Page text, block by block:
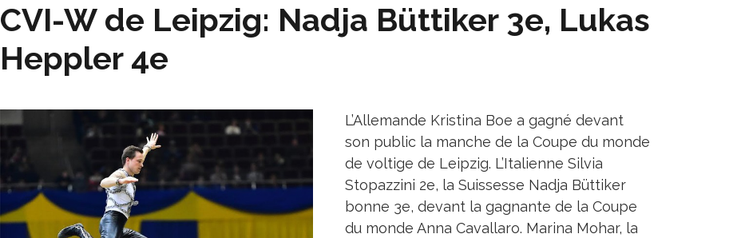
CVI-W de Leipzig: Nadja Büttiker 3e, Lukas
Heppler 4e
L’Allemande Kristina Boe a gagné devant
son public la manche de la Coupe du monde
de voltige de Leipzig. L’Italienne Silvia
Stopazzini 2e, la Suissesse Nadja Büttiker
bonne 3e, devant la gagnante de la Coupe
du monde Anna Cavallaro. Marina Mohar, la